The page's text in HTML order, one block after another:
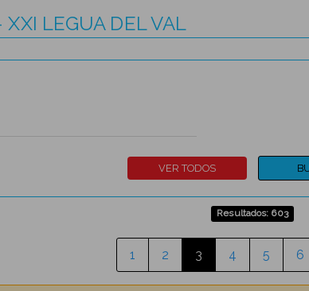
LEGUA DEL VAL
Resultados: 603
1 2 3 4 5 6